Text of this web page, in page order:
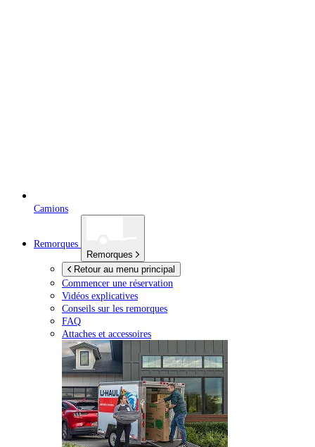
Camions
Remorques
Remorques
Retour au menu principal
Commencer une réservation
Vidéos explicatives
Conseils sur les remorques
FAQ
Attaches et accessoires